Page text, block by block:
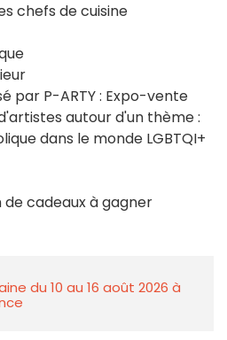
chefs de cuisine
par P-ARTY : Expo-vente
autour d'un thème :
dans le monde LGBTQI+
cadeaux à gagner
du 10 au 16 août 2026 à